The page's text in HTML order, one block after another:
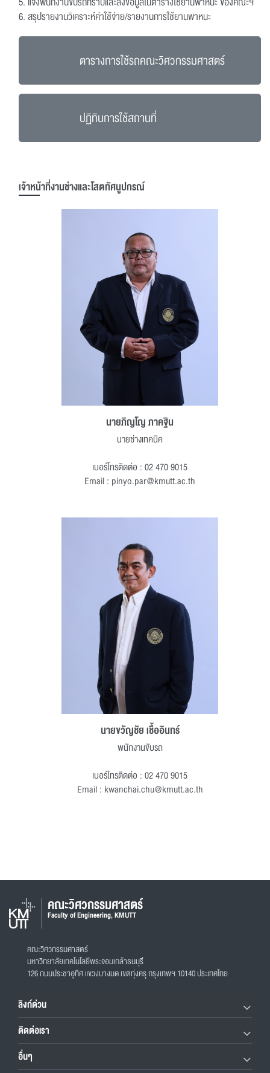
6. สรุปรายงานวิเคราะห์ค่าใช้จ่าย/รายงานการใช้ยานพาหนะ
ตารางการใช้รถคณะวิศวกรรมศาสตร์
ปฏิทินการใช้สถานที่
เจ้าหน้าที่งานช่างและโสตทัศนูปกรณ์
นายภิญโญ ภาคฐิน
นายช่างเทคนิค
เบอร์โทรติดต่อ : 02 470 9015
Email : pinyo.par@kmutt.ac.th
นายขวัญชัย เชื้ออินทร์
พนักงานขับรถ
เบอร์โทรติดต่อ : 02 470 9015
Email : kwanchai.chu@kmutt.ac.th
คณะวิศวกรรมศาสตร์
Faculty of Engineering, KMUTT
คณะวิศวกรรมศาสตร์
มหาวิทยาลัยเทคโนโลยีพระจอมเกล้าธนบุรี
126 ถนนประชาอุทิศ แขวงบางมด เขตทุ่งครุ กรุงเทพฯ 10140 ประเทศไทย
ลิงก์ด่วน
ติดต่อเรา
อื่นๆ